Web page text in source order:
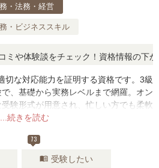
・法務・経営
・ビジネススキル
体験談をチェック！資格情報の下から
...続きを読む
切な対応能力を証明する資格です。​3級
、基礎から実務レベルまで網羅。​オン
験形式が用意され、忙しい方でも柔軟
73
menu_book 受験したい